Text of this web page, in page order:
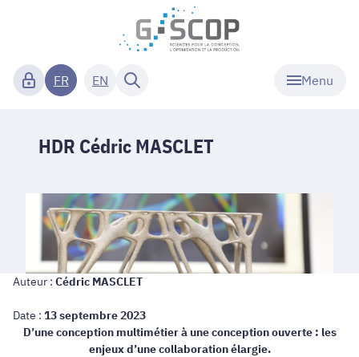
Menu
FR EN
HDR Cédric MASCLET
Auteur : Cédric MASCLET
Date : 13 septembre 2023
D’une conception multimétier à une conception ouverte : les
enjeux d’une collaboration élargie.